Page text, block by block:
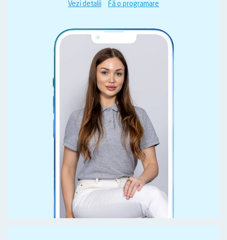
Vezi detalii Fă o programare